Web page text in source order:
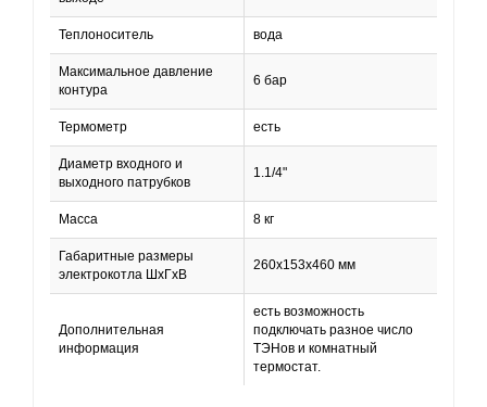
Теплоноситель вода
Максимальное давление
контура
6 бар
Термометр есть
Диаметр входного и
выходного патрубков
1.1/4"
Масса 8 кг
Габаритные размеры
электрокотла ШхГхВ
260х153х460 мм
Дополнительная
информация
есть возможность
подключать разное число
ТЭНов и комнатный
термостат.